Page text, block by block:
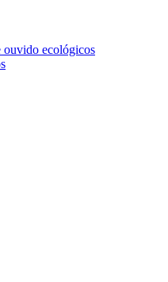
ouvido ecológicos